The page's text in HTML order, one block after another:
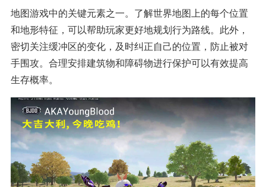
地图游戏中的关键元素之一。了解世界地图上的每个位置
和地形特征，可以帮助玩家更好地规划行为路线。此外，
密切关注缓冲区的变化，及时纠正自己的位置，防止被对
手围攻。合理安排建筑物和障碍物进行保护可以有效提高
生存概率。